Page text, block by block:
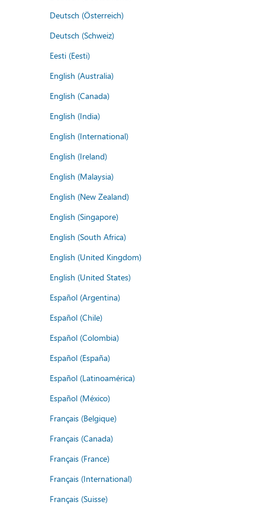
Deutsch (Österreich)
Deutsch (Schweiz)
Eesti (Eesti)
English (Australia)
English (Canada)
English (India)
English (International)
English (Ireland)
English (Malaysia)
English (New Zealand)
English (Singapore)
English (South Africa)
English (United Kingdom)
English (United States)
Español (Argentina)
Español (Chile)
Español (Colombia)
Español (España)
Español (Latinoamérica)
Español (México)
Français (Belgique)
Français (Canada)
Français (France)
Français (International)
Français (Suisse)